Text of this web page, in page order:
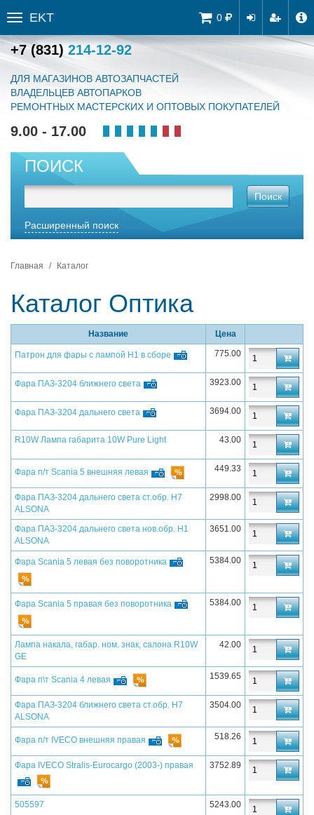
0
Toggle
sidebar
EKT
+7 (831) 214-12-92
ДЛЯ МАГАЗИНОВ АВТОЗАПЧАСТЕЙ
ВЛАДЕЛЬЦЕВ АВТОПАРКОВ
РЕМОНТНЫХ МАСТЕРСКИХ И ОПТОВЫХ ПОКУПАТЕЛЕЙ
9.00 - 17.00
ПОИСК
Поиск
Расширенный поиск
Главная Каталог
Каталог Оптика
Название Цена
Патрон для фары с лампой H1 в сборе 775.00
Фара ПАЗ-3204 ближнего света 3923.00
Фара ПАЗ-3204 дальнего света 3694.00
R10W Лампа габарита 10W Pure Light 43.00
Фара п/т Scania 5 внешняя левая 449.33
Фара ПАЗ-3204 дальнего света ст.обр. H7
ALSONA
2998.00
Фара ПАЗ-3204 дальнего света нов.обр. H1
ALSONA
3651.00
Фара Scania 5 левая без поворотника 5384.00
Фара Scania 5 правая без поворотника 5384.00
Лампа накала, габар. ном. знак, салона R10W
GE
42.00
Фара п\т Scania 4 левая 1539.65
Фара ПАЗ-3204 ближнего света ст.обр. H7
ALSONA
3504.00
Фара п/т IVECO внешняя правая 518.26
Фара IVECO Stralis-Eurocargo (2003-) правая 3752.89
505597 5243.00